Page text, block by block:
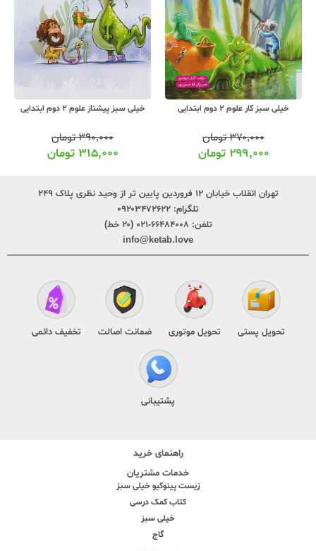
خیلی سبز کار علوم 2 دوم ابتدایی
۳۷۰,۰۰۰تومان
۲۹۹,۰۰۰ تومان
خیلی سبز پیشتاز علوم 2 دوم ابتدایی
۳۹۰,۰۰۰تومان
۳۱۵,۰۰۰ تومان
تهران انقلاب خیابان ۱۲ فروردین پایین تر از وحید نظری پلاک ۲۴۹
تلگرام: ۰۹۲۰۳۴۷۲۶۲۲
تلفن: ۶۶۴۸۴۰۰۸-۰۲۱ (۲۰ خط)
info@ketab.love
تحویل پستی تحویل موتوری ضمانت اصالت تخفیف دائمی
پشتیبانی
راهنمای خرید
خدمات مشتریان
زیست پینوکیو خیلی سبز
کتاب کمک درسی
خیلی سبز
گاج